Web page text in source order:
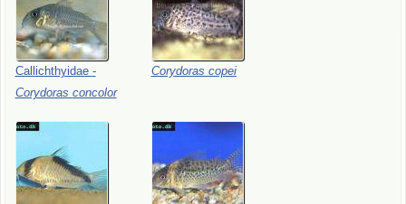
Callichthyidae -
Corydoras concolor
Corydoras copei